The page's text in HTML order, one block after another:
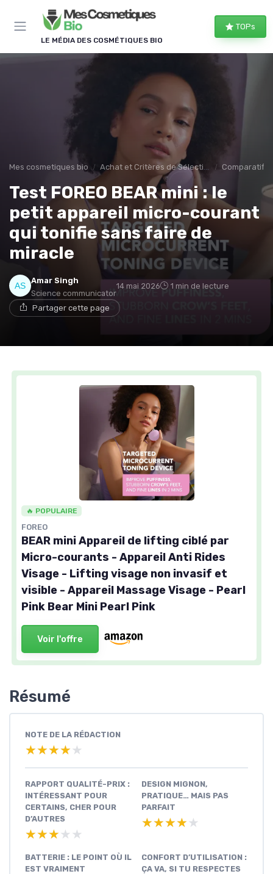
LE MÉDIA DES COSMÉTIQUES BIO
TOPs
Mes cosmetiques bio Achat et Critères de Sélection Comparatifs
Test FOREO BEAR mini : le
petit appareil micro-courant
qui tonifie sans faire de
miracle
Amar Singh
Science communicator
14 mai 2026 1 min de lecture
Partager cette page
🔥 POPULAIRE
FOREO
BEAR mini Appareil de lifting ciblé par
Micro-courants - Appareil Anti Rides
Visage - Lifting visage non invasif et
visible - Appareil Massage Visage - Pearl
Pink Bear Mini Pearl Pink
Voir l'offre
Résumé
NOTE DE LA RÉDACTION
★★★★★
★★★★★
RAPPORT QUALITÉ-PRIX :
INTÉRESSANT POUR
CERTAINS, CHER POUR
D’AUTRES
★★★★★
★★★★★
DESIGN MIGNON,
PRATIQUE… MAIS PAS
PARFAIT
★★★★★
★★★★★
BATTERIE : LE POINT OÙ IL
EST VRAIMENT
CONFORT D’UTILISATION :
ÇA VA, SI TU RESPECTES
Panneau de gestion des cookies